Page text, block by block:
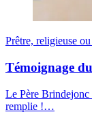
Prêtre, religieuse
Témoignage
Le Père Brindejonc
remplie !…